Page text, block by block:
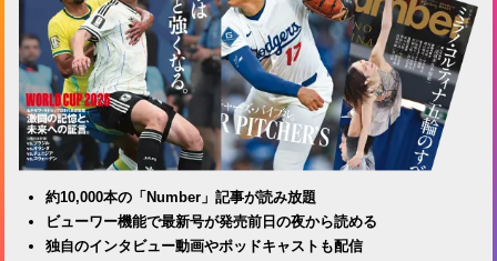
約10,000本の「Number」記事が読み放題
ビューワー機能で最新号が発売前日の夜から読める
独自のインタビュー動画やポッドキャストも配信